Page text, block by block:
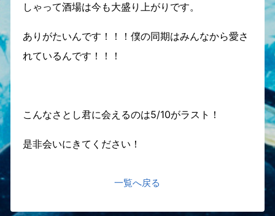
しゃって酒場は今も大盛り上がりです。
ありがたいんです！！！僕の同期はみんなから愛さ
れているんです！！！
こんなさとし君に会えるのは5/10がラスト！
是非会いにきてください！
一覧へ戻る